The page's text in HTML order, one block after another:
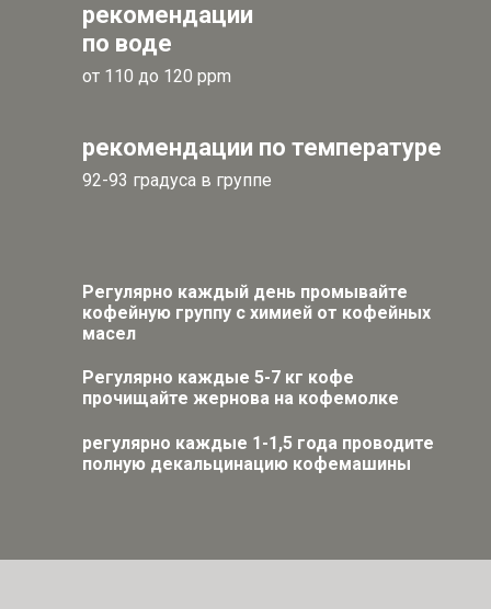
рекомендации
по воде
от 110 до 120 ppm
рекомендации по температуре
92-93 градуса в группе
Регулярно каждый день промывайте
кофейную группу с химией от кофейных
масел
Регулярно каждые 5-7 кг кофе
прочищайте жернова на кофемолке
регулярно каждые 1-1,5 года проводите
полную декальцинацию кофемашины